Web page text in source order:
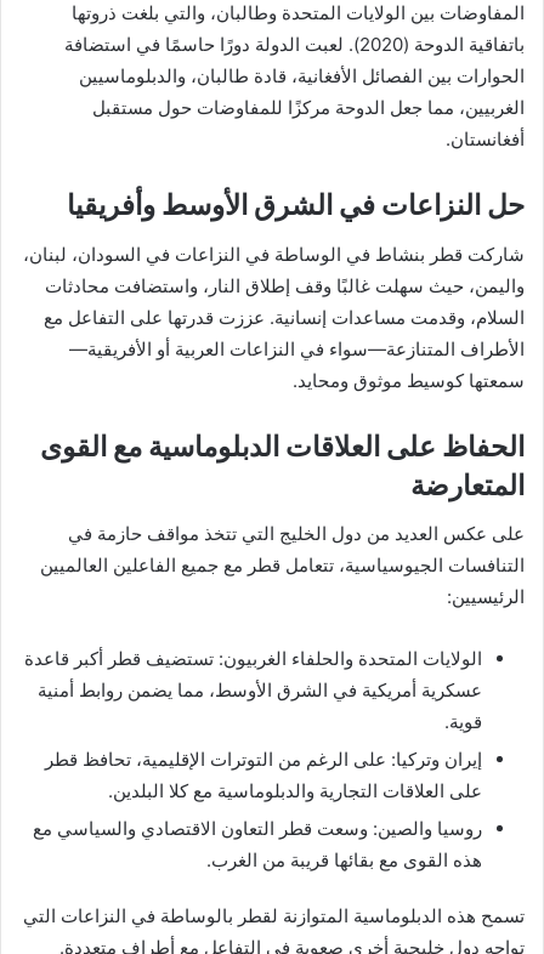
المفاوضات بين الولايات المتحدة وطالبان، والتي بلغت ذروتها
باتفاقية الدوحة (2020). لعبت الدولة دورًا حاسمًا في استضافة
الحوارات بين الفصائل الأفغانية، قادة طالبان، والدبلوماسيين
الغربيين، مما جعل الدوحة مركزًا للمفاوضات حول مستقبل
أفغانستان.
حل النزاعات في الشرق الأوسط وأفريقيا
شاركت قطر بنشاط في الوساطة في النزاعات في السودان، لبنان،
واليمن، حيث سهلت غالبًا وقف إطلاق النار، واستضافت محادثات
السلام، وقدمت مساعدات إنسانية. عززت قدرتها على التفاعل مع
الأطراف المتنازعة—سواء في النزاعات العربية أو الأفريقية—
سمعتها كوسيط موثوق ومحايد.
الحفاظ على العلاقات الدبلوماسية مع القوى
المتعارضة
على عكس العديد من دول الخليج التي تتخذ مواقف حازمة في
التنافسات الجيوسياسية، تتعامل قطر مع جميع الفاعلين العالميين
الرئيسيين:
الولايات المتحدة والحلفاء الغربيون: تستضيف قطر أكبر قاعدة
عسكرية أمريكية في الشرق الأوسط، مما يضمن روابط أمنية
قوية.
إيران وتركيا: على الرغم من التوترات الإقليمية، تحافظ قطر
على العلاقات التجارية والدبلوماسية مع كلا البلدين.
روسيا والصين: وسعت قطر التعاون الاقتصادي والسياسي مع
هذه القوى مع بقائها قريبة من الغرب.
تسمح هذه الدبلوماسية المتوازنة لقطر بالوساطة في النزاعات التي
تواجه دول خليجية أخرى صعوبة في التفاعل مع أطراف متعددة.